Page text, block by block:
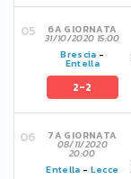
6A GIORNATA
31/10/2020 15:00
Brescia -
Entella
2-2
7A GIORNATA
08/11/2020
20:00
Entella - Lecce